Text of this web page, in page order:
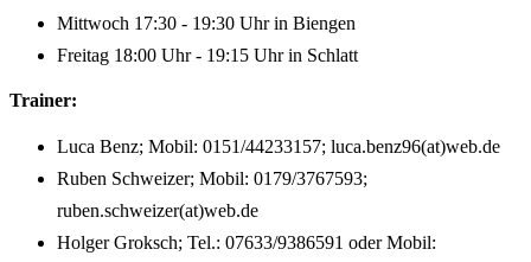
Mittwoch 17:30 - 19:30 Uhr in Biengen
Freitag 18:00 Uhr - 19:15 Uhr in Schlatt
Trainer:
Luca Benz; Mobil: 0151/44233157; luca.benz96(at)web.de
Ruben Schweizer; Mobil: 0179/3767593;
ruben.schweizer(at)web.de
Holger Groksch; Tel.: 07633/9386591 oder Mobil: